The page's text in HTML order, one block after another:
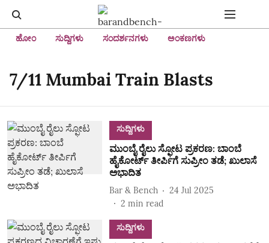
ಹೋಂ ಸುದ್ದಿಗಳು ಸಂದರ್ಶನಗಳು ಅಂಕಣಗಳು
7/11 Mumbai Train Blasts
ಸುದ್ದಿಗಳು
ಮುಂಬೈ ರೈಲು ಸ್ಫೋಟ ಪ್ರಕರಣ: ಬಾಂಬೆ
ಹೈಕೋರ್ಟ್ ತೀರ್ಪಿಗೆ ಸುಪ್ರೀಂ ತಡೆ; ಖುಲಾಸೆ
ಅಭಾದಿತ
Bar & Bench
24 Jul 2025
2 min read
ಸುದ್ದಿಗಳು